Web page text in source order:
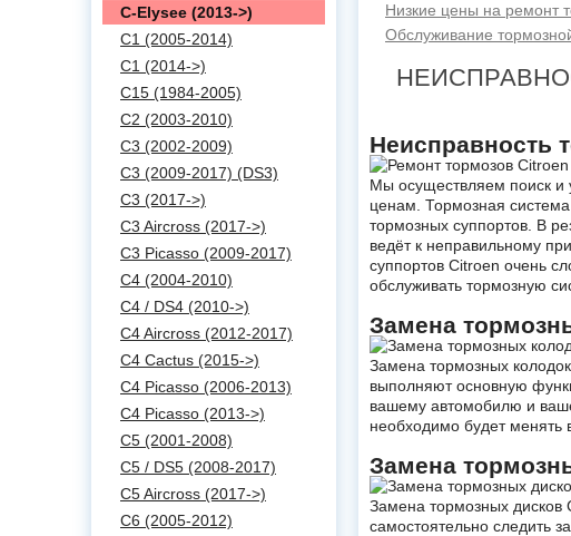
Низкие цены на ремонт
Обслуживание
Неисправность
Мы осуществляем поиск и
ценам. Тормозная
тормозных суппортов. В
ведёт к неправильному
суппортов Citroen очень
обслуживать тормозную
Замена
Замена тормозных
выполняют основную
вашему автомобилю и
необходимо будет менять
Замена
Замена тормозных дисков
самостоятельно следить
C-Elysee (2013->)
C1 (2005-2014)
C1 (2014->)
C15 (1984-2005)
C2 (2003-2010)
C3 (2002-2009)
C3 (2009-2017) (DS3)
C3 (2017->)
C3 Aircross (2017->)
C3 Picasso (2009-2017)
C4 (2004-2010)
C4 / DS4 (2010->)
C4 Aircross (2012-2017)
C4 Cactus (2015->)
C4 Picasso (2006-2013)
C4 Picasso (2013->)
C5 (2001-2008)
C5 / DS5 (2008-2017)
C5 Aircross (2017->)
C6 (2005-2012)